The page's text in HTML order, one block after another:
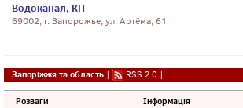
Водоканал, КП
69002, г. Запорожье, ул. Артёма, 61
Запоріжжя та область | RSS 2.0 |
Розваги Інформація